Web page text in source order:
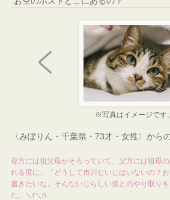
※写真はイメージです。
〈みぽりん・千葉県・73才・女性〉から
母方には祖父母がそろっていて、父方には祖母
れる度に、「どうして市川じいじはいないの？
書きたいな」そんないじらしい孫とのやり取り
た。＼r＼n